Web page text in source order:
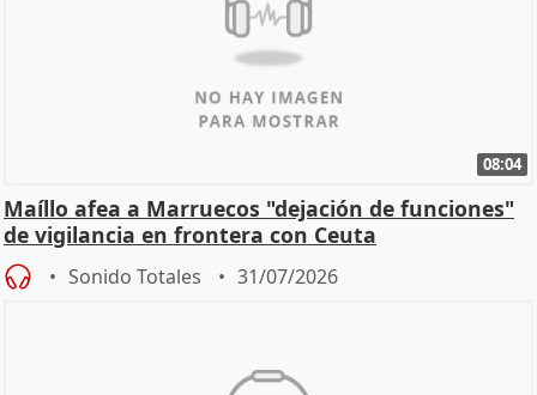
08:04
Maíllo afea a Marruecos "dejación de funciones"
de vigilancia en frontera con Ceuta
Sonido Totales 31/07/2026